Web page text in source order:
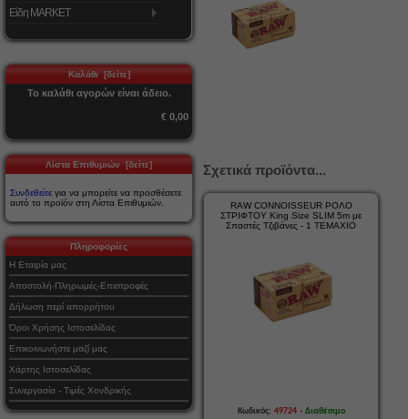
Είδη MARKET
Καλάθι [δείτε]
Το καλάθι αγορών είναι άδειο.
€ 0,00
Λίστα Επιθυμιών [δείτε]
Συνδεθείτε για να μπορείτε να προσθέσετε
αυτό το προϊόν στη Λίστα Επιθυμιών.
Πληροφορίες
Η Εταιρία μας
Αποστολή-Πληρωμές-Επιστροφές
Δήλωση περί απορρήτου
Όροι Χρήσης Ιστοσελίδας
Επικοινωνήστε μαζί μας
Χάρτης Ιστοσελίδας
Συνεργασία - Τιμές Χονδρικής
Σχετικά προϊόντα...
RAW CONNOISSEUR ΡΟΛΟ
ΣΤΡΙΦΤΟΥ King Size SLIM 5m με
Σπαστές Τζιβάνες - 1 ΤΕΜΑΧΙΟ
Κωδικός: 49724- Διαθέσιμο